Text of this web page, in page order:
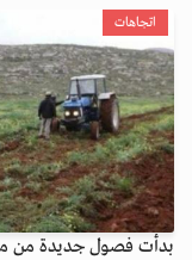
اتجاهات
بدأت فصول جديدة من